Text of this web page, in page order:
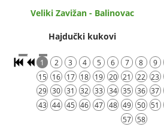
Veliki Zavižan - Balinovac
Hajdučki kukovi
1 2 3 4 5 6 7 8 9
15
16 17 18 19 20 21 22 23
29
30 31 32 33 34 35 36 37
43
44 45 46 47 48 49 50 51
57
58